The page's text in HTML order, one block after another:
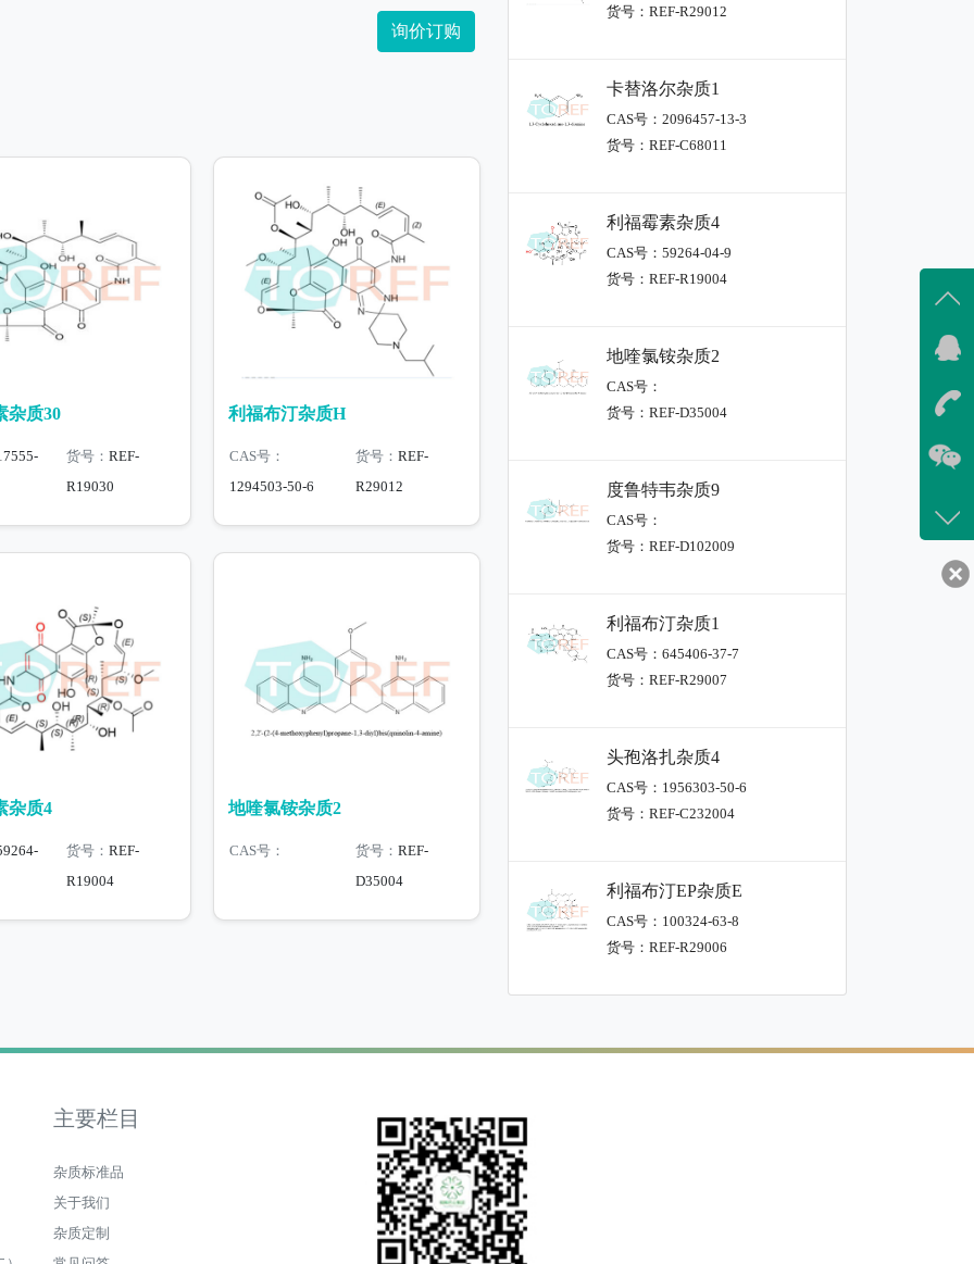
询价订购
杂质30
货号： REF-
R19030
利福布汀杂质H
CAS号：
1294503-50-6
货号： REF-
R29012
杂质4
货号： REF-
R19004
地喹氯铵杂质2
CAS号： 货号： REF-
D35004
货号：REF-R29012
卡替洛尔杂质1
CAS号：2096457-13-3
货号：REF-C68011
利福霉素杂质4
CAS号：59264-04-9
货号：REF-R19004
地喹氯铵杂质2
CAS号：
货号：REF-D35004
度鲁特韦杂质9
CAS号：
货号：REF-D102009
利福布汀杂质1
CAS号：645406-37-7
货号：REF-R29007
头孢洛扎杂质4
CAS号：1956303-50-6
货号：REF-C232004
利福布汀EP杂质E
CAS号：100324-63-8
货号：REF-R29006
主要栏目
杂质标准品
关于我们
杂质定制